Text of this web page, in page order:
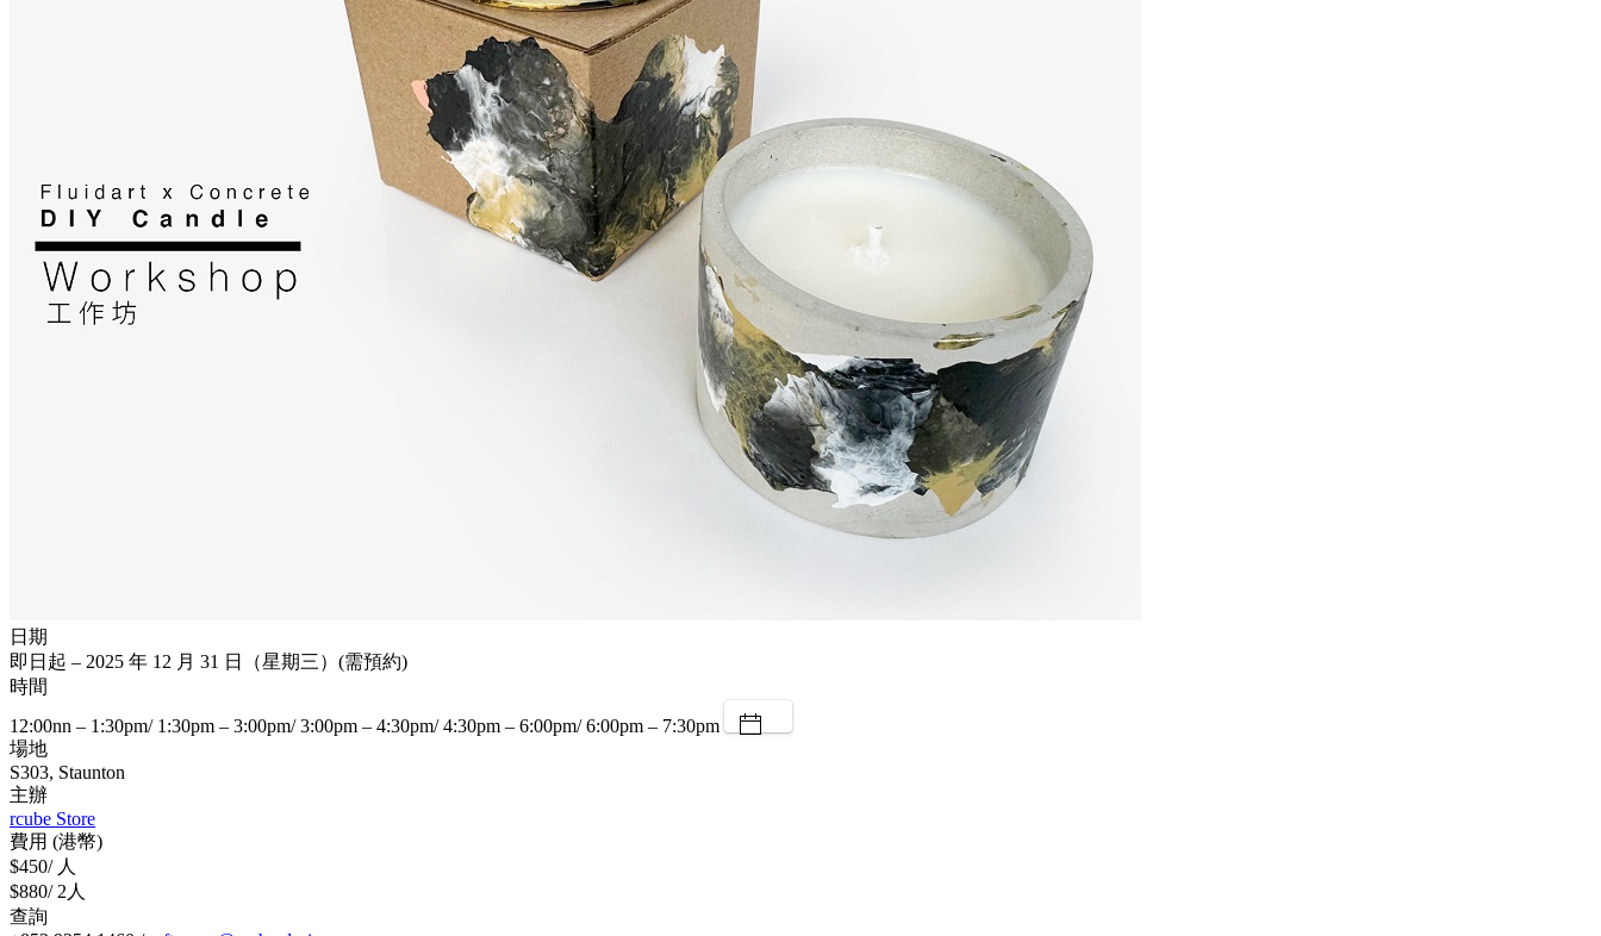
日期
即日起 – 2025 年 12 月 31 日（星期三）(需預約)
時間
12:00nn – 1:30pm/ 1:30pm – 3:00pm/ 3:00pm – 4:30pm/ 4:30pm – 6:00pm/ 6:00pm – 7:30pm
場地
S303, Staunton
主辦
rcube Store
費用 (港幣)
$450/ 人
$880/ 2人
查詢